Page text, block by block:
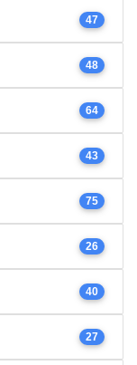
47
48
64
43
75
26
40
27